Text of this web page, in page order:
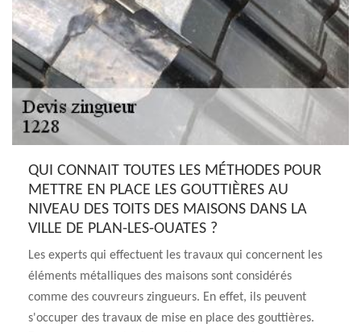
QUI CONNAIT TOUTES LES MÉTHODES POUR
METTRE EN PLACE LES GOUTTIÈRES AU
NIVEAU DES TOITS DES MAISONS DANS LA
VILLE DE PLAN-LES-OUATES ?
Les experts qui effectuent les travaux qui concernent les
éléments métalliques des maisons sont considérés
comme des couvreurs zingueurs. En effet, ils peuvent
s'occuper des travaux de mise en place des gouttières.